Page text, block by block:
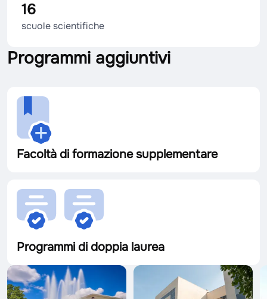
16
scuole scientifiche
Programmi aggiuntivi
Facoltà di formazione supplementare
Programmi di doppia laurea